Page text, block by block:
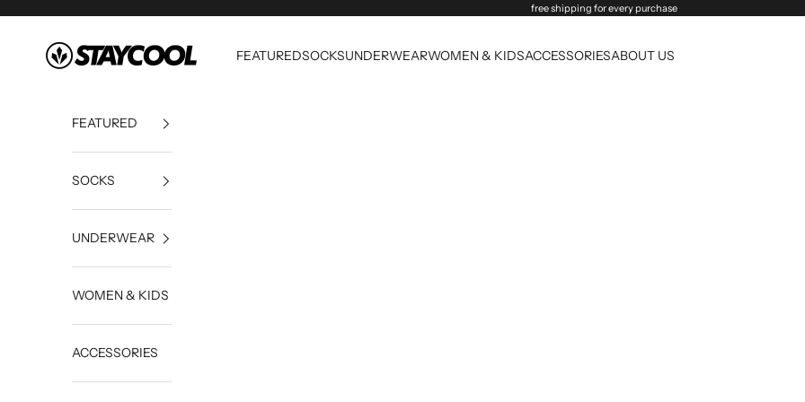
free shipping for every purchase
StayCool
FEATUREDSOCKSUNDERWEARWOMEN & KIDSACCESSORIESABOUT US
FEATURED
SOCKS
UNDERWEAR
WOMEN & KIDS
ACCESSORIES